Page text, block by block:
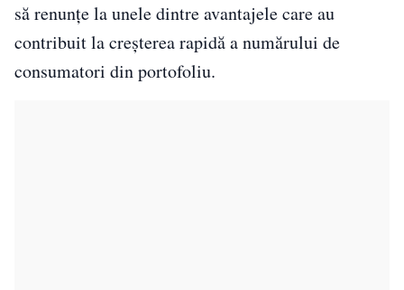
să renunțe la unele dintre avantajele care au
contribuit la creșterea rapidă a numărului de
consumatori din portofoliu.